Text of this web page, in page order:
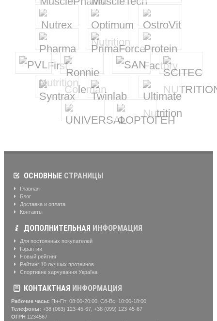
ОСНОВНЫЕ СТРАНИЦЫ
Главная
Блог
Доставка и оплата
Контакты
ДОПОЛНИТЕЛЬНАЯ ИНФОРМАЦИЯ
Для постоянных покупателей
Гарантии
Новый рейтинг
Рейтинг 10 лучших протеинов
Спортивне харчування Україна
КОНТАКТНАЯ ИНФОРМАЦИЯ
Рабочие часы: Пн-Пт: 08:00-20:00, Сб-Вс: 10:00-18:00
Телефоны: +38 (063) 123-45-67, +38 (099) 123-45-67
ОГРН 1234567